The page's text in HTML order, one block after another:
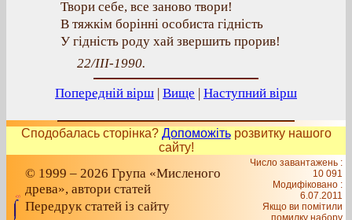
Твори себе, все заново твори!
В тяжкім борінні особиста гідність
У гідність роду хай звершить прорив!
22/III-1990.
Попередній вірш | Вище | Наступний вірш
Сподобалась сторінка? Допоможітьрозвитку нашого
сайту!
© 1999 – 2026 Група «Мисленого
древа», автори статей
Передрук статей із сайту
Число завантажень :
10 091
Модифіковано :
6.07.2011
Якщо ви помітили
помилку набору